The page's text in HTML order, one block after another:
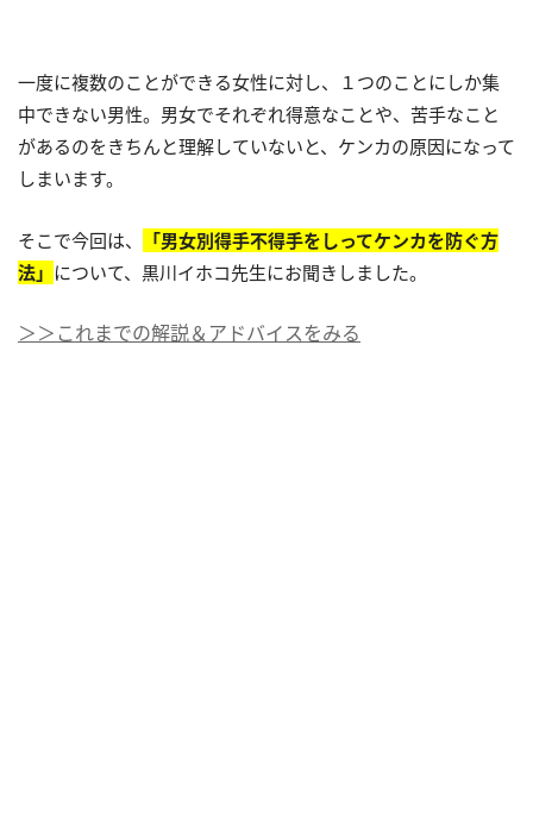
一度に複数のことができる女性に対し、１つのことにしか集
中できない男性。男女でそれぞれ得意なことや、苦手なこと
があるのをきちんと理解していないと、ケンカの原因になって
しまいます。
そこで今回は、
「男女別得手不得手をしってケンカを防ぐ方
法」 について、黒川イホコ先生にお聞きしました。
＞＞これまでの解説＆アドバイスをみる